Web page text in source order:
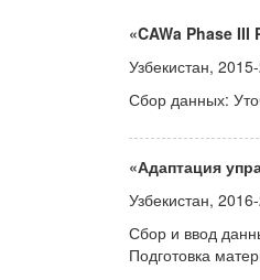
«CAWa Phase
Узбекистан,
Сбор данных:
«Адаптация
Узбекистан,
Сбор и ввод
Подготовка